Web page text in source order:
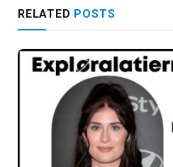
RELATED POSTS